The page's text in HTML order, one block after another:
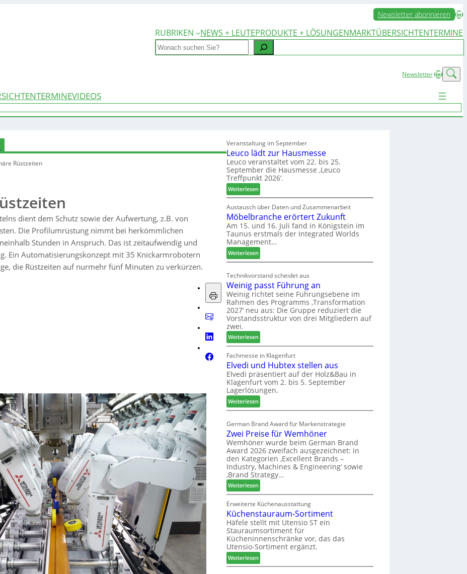
Newsletter abonnieren LinkedIn
RUBRIKEN
NEWS + LEUTEPRODUKTE + LÖSUNGENMARKTÜBERSICHTENTERMINE
Search
NewsletterLinkedIn
TERMINEVIDEOS
Rüstzeiten
dient dem Schutz sowie der Aufwertung, z.B. von
Die Profilumrüstung nimmt bei herkömmlichen
Stunden in Anspruch. Das ist zeitaufwendig und
Ein Automatisierungskonzept mit 35 Knickarmrobotern
die Rüstzeiten auf nurmehr fünf Minuten zu verkürzen.
Veranstaltung im September
Leuco lädt zur Hausmesse
Leuco veranstaltet vom 22. bis 25.
September die Hausmesse ‚Leuco
Treffpunkt 2026‘.
Weiterlesen:
L
e
u
c
o
l
d
z
u
r
H
a
s
m
s
s
e
Austausch über Daten und Zusammenarbeit
Möbelbranche erörtert Zukunft
Am 15. und 16. Juli fand in Königstein im
Taunus erstmals der Integrated Worlds
Management…
Weiterlesen:
M
b
e
l
b
r
n
c
h
e
r
ö
r
t
r
t
Z
u
k
u
n
f
t
Technikvorstand scheidet aus
Weinig passt Führung an
Weinig richtet seine Führungsebene im
Rahmen des Programms ‚Transformation
2027‘ neu aus: Die Gruppe reduziert die
Vorstandsstruktur von drei Mitgliedern auf
zwei.
Weiterlesen:
W
e
i
n
i
g
a
s
t
F
ü
h
r
u
n
a
n
Fachmesse in Klagenfurt
Elvedi und Hubtex stellen aus
Elvedi präsentiert auf der Holz&Bau in
Klagenfurt vom 2. bis 5. September
Lagerlösungen.
Weiterlesen:
E
v
e
d
i
u
n
d
H
u
t
e
x
s
t
e
German Brand Award für Markenstrategie
Zwei Preise für Wemhöner
Wemhöner wurde beim German Brand
Award 2026 zweifach ausgezeichnet: in
den Kategorien ‚Excellent Brands –
Industry, Machines & Engineering‘ sowie
‚Brand Strategy…
Weiterlesen:
Z
w
e
i
P
r
e
i
s
Erweiterte Küchenausstattung
Küchenstauraum-Sortiment
Häfele stellt mit Utensio ST ein
Stauraumsortiment für
Kücheninnenschränke vor, das das
Utensio-Sortiment ergänzt.
Weiterlesen:
K